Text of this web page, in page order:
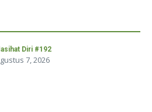
Diri #192
7, 2026